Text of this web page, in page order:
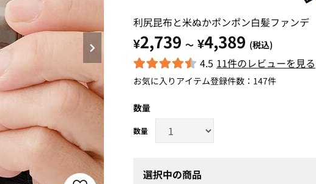
利尻昆布と米ぬかポンポン白髪ファンデ
¥2,739 ～ ¥4,389 (税込)
4.5 11件のレビューを見る
お気に入りアイテム登録件数： 147件
数量
選択中の商品